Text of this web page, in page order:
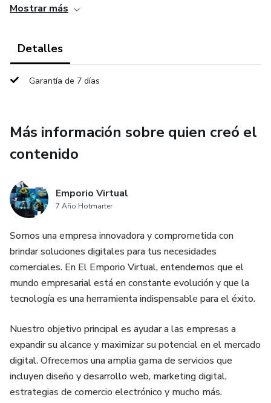
🐩 Smoking
🐩 Enterizos.
🐩 Medias.
🐩 Pecheras.
🐩 Polos y más...
🔷Además:
⭐𝐂𝐔𝐑𝐒𝐎 𝐈𝐋𝐔𝐒𝐓𝐑𝐀𝐃𝐎 𝐂𝐎𝐍 𝐒𝐔𝐒 𝐌𝐎𝐋𝐃𝐄𝐒 𝐃𝐄:
✅capas con gorro
✅bata de baño con orejitas
Mostrar más
Detalles
Garantía de 7 días
Más información sobre quien creó el
contenido
Emporio Virtual
7 Año Hotmarter
Somos una empresa innovadora y comprometida con
brindar soluciones digitales para tus necesidades
comerciales. En El Emporio Virtual, entendemos que el
mundo empresarial está en constante evolución y que la
tecnología es una herramienta indispensable para el éxito.
Nuestro objetivo principal es ayudar a las empresas a
expandir su alcance y maximizar su potencial en el mercado
digital. Ofrecemos una amplia gama de servicios que
incluyen diseño y desarrollo web, marketing digital,
estrategias de comercio electrónico y mucho más.